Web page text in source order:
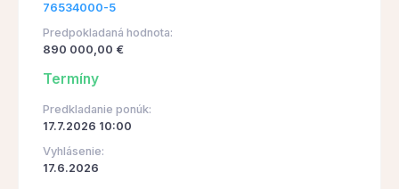
76534000-5
Predpokladaná hodnota:
890 000,00 €
Termíny
Predkladanie ponúk:
17.7.2026 10:00
Vyhlásenie:
17.6.2026